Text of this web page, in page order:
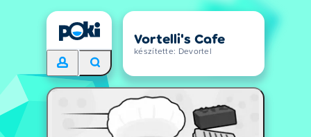
Vortelli's Cafe
készítette: Devortel